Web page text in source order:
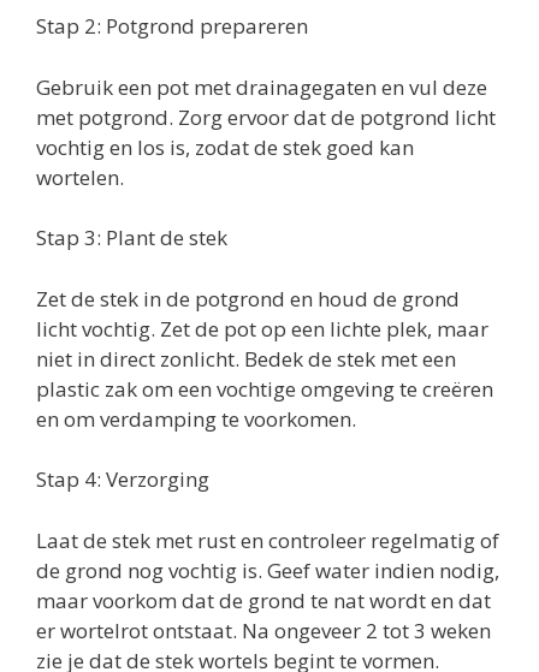
Stap 2: Potgrond prepareren
Gebruik een pot met drainagegaten en vul deze
met potgrond. Zorg ervoor dat de potgrond licht
vochtig en los is, zodat de stek goed kan
wortelen.
Stap 3: Plant de stek
Zet de stek in de potgrond en houd de grond
licht vochtig. Zet de pot op een lichte plek, maar
niet in direct zonlicht. Bedek de stek met een
plastic zak om een vochtige omgeving te creëren
en om verdamping te voorkomen.
Stap 4: Verzorging
Laat de stek met rust en controleer regelmatig of
de grond nog vochtig is. Geef water indien nodig,
maar voorkom dat de grond te nat wordt en dat
er wortelrot ontstaat. Na ongeveer 2 tot 3 weken
zie je dat de stek wortels begint te vormen.